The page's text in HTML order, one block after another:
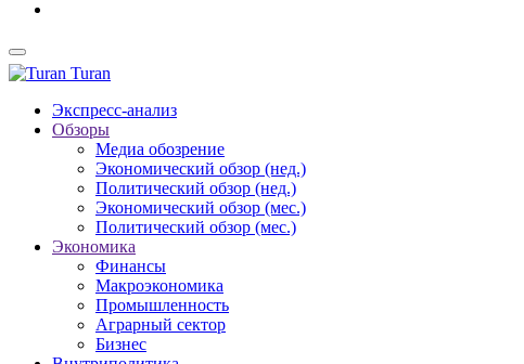
Turan
Экспресс-анализ
Обзоры
Медиа обозрение
Экономический обзор (нед.)
Политический обзор (нед.)
Экономический обзор (мес.)
Политический обзор (мес.)
Экономика
Финансы
Макроэкономика
Промышленность
Аграрный сектор
Бизнес